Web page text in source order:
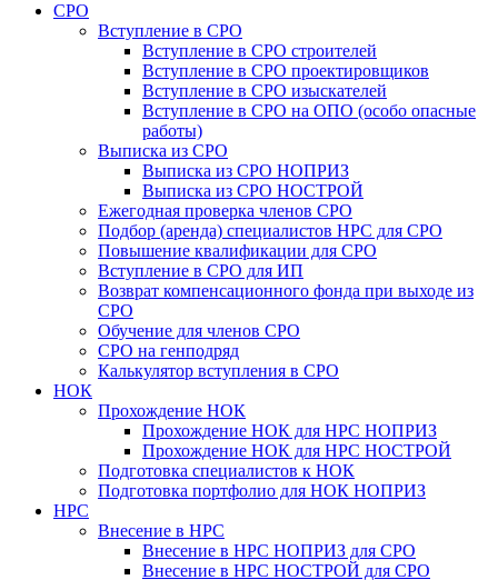
СРО
Вступление в СРО
Вступление в СРО строителей
Вступление в СРО проектировщиков
Вступление в СРО изыскателей
Вступление в СРО на ОПО (особо опасные
работы)
Выписка из СРО
Выписка из СРО НОПРИЗ
Выписка из СРО НОСТРОЙ
Ежегодная проверка членов СРО
Подбор (аренда) специалистов НРС для СРО
Повышение квалификации для СРО
Вступление в СРО для ИП
Возврат компенсационного фонда при выходе из
СРО
Обучение для членов СРО
СРО на генподряд
Калькулятор вступления в СРО
НОК
Прохождение НОК
Прохождение НОК для НРС НОПРИЗ
Прохождение НОК для НРС НОСТРОЙ
Подготовка специалистов к НОК
Подготовка портфолио для НОК НОПРИЗ
НРС
Внесение в НРС
Внесение в НРС НОПРИЗ для СРО
Внесение в НРС НОСТРОЙ для СРО